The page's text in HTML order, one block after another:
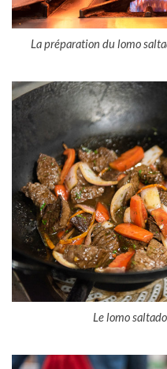
La préparation du lomo
Le lomo